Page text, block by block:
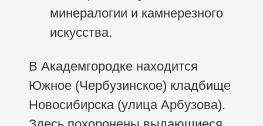
минералогии и камнерезного
искусства.
В Академгородке находится
Южное (Чербузинское) кладбище
Новосибирска (улица Арбузова).